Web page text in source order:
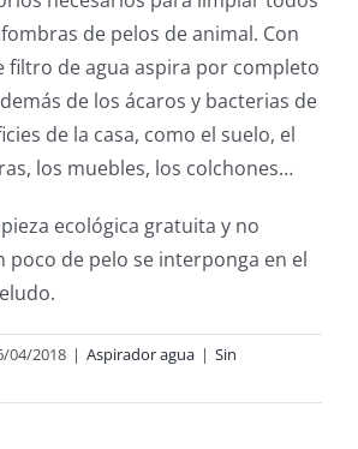
de pelos de animal. Con
filtro de agua aspira por completo
de los ácaros y bacterias de
de la casa, como el suelo, el
los muebles, los colchones…
ecológica gratuita y no
poco de pelo se interponga en el
04/2018 | Aspirador agua | Sin